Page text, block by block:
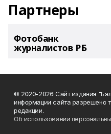
Партнеры
Фотобанк
журналистов РБ
© 2020-2026 Сайт издания
информации сайта разрешено
редакции.
Об использовании